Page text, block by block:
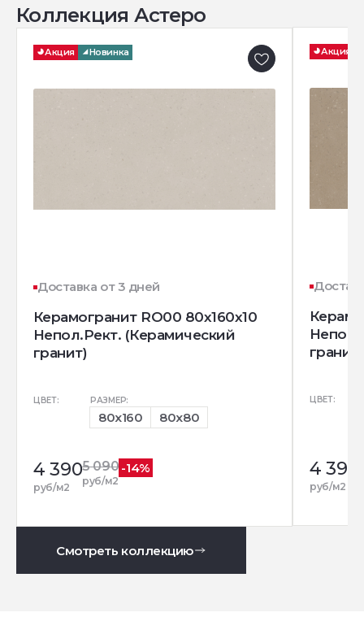
Коллекция Астеро
Акция Новинка
Доставка от 3 дней
Керамогранит RO00 80x160x10
Непол.Рект. (Керамический
гранит)
ЦВЕТ: РАЗМЕР:
80x160 80x80
4 390
руб/м2
5 090
руб/м2
-14%
Акция
гранит)
ЦВЕТ:
4 390
руб/м2
Смотреть коллекцию